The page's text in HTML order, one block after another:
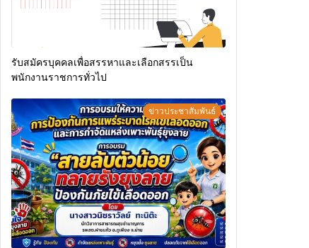
รับสมัครบุคคลเพื่อสรรหาและเลือกสรรเป็น
พนักงานราชการทั่วไป
ข่าวประชาสัมพันธ์